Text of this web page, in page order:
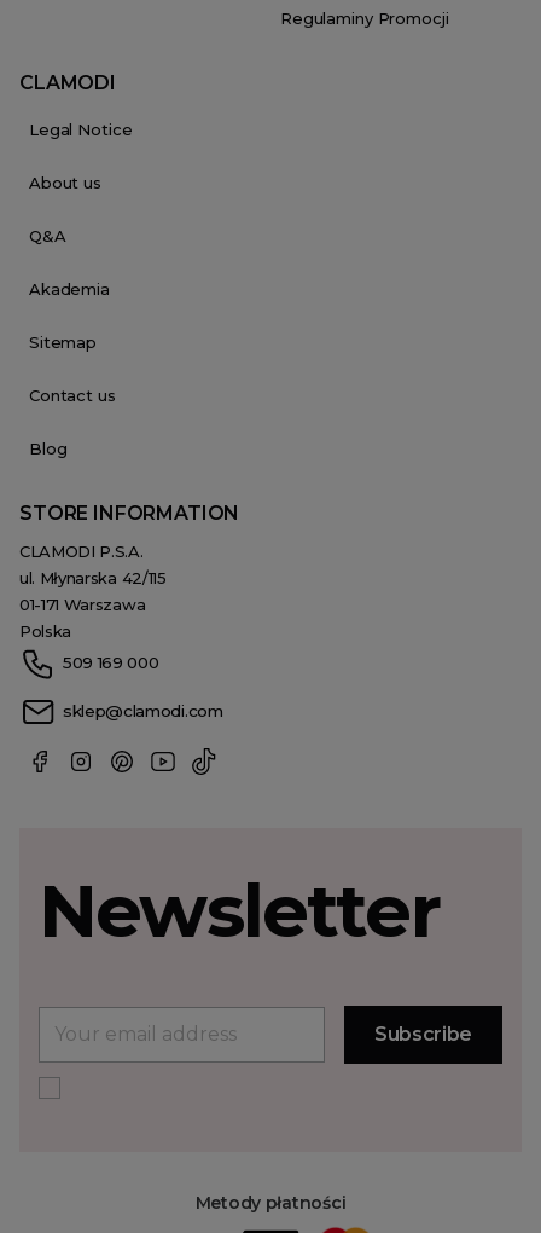
Regulaminy Promocji
CLAMODI
Legal Notice
About us
Q&A
Akademia
Sitemap
Contact us
Blog
STORE INFORMATION
CLAMODI P.S.A.
ul. Młynarska 42/115
01-171 Warszawa
Polska
509 169 000
sklep@clamodi.com
Metody płatności
Newsletter